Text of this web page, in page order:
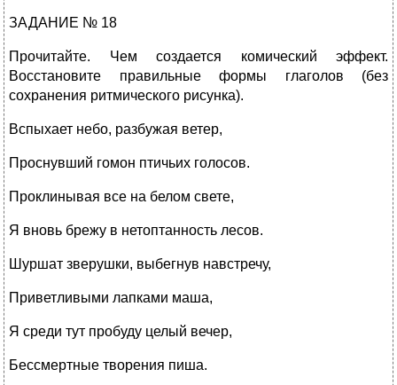
ЗАДАНИЕ № 18
Прочитайте. Чем создается комический эффект.
Восстановите правильные формы глаголов (без
сохранения ритмического рисунка).
Вспыхает небо, разбужая ветер,
Проснувший гомон птичьих голосов.
Проклинывая все на белом свете,
Я вновь брежу в нетоптанность лесов.
Шуршат зверушки, выбегнув навстречу,
Приветливыми лапками маша,
Я среди тут пробуду целый вечер,
Бессмертные творения пиша.